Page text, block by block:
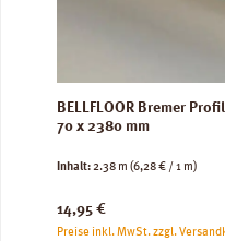
BELLFLOOR Bremer
70 x 2380 mm
Inhalt:2.38 m (6,28 € / 1 m)
Regulärer Preis:
14,95 €
Preise inkl. MwSt. zzgl.